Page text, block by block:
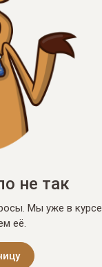
не так
Мы уже в курсе
её.